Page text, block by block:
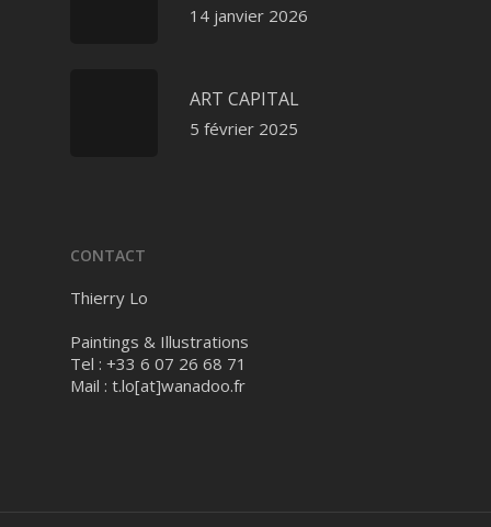
14 janvier 2026
ART CAPITAL
5 février 2025
CONTACT
Thierry Lo
Paintings & Illustrations
Tel : +33 6 07 26 68 71
Mail : t.lo[at]wanadoo.fr